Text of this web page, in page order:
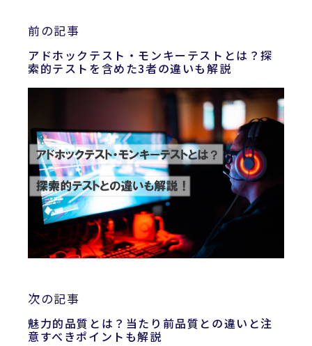
前の記事
アドホックテスト・モンキーテストとは？探
索的テストを含めた3者の違いも解説
次の記事
魅力的品質とは？当たり前品質との違いと注
意すべきポイントも解説